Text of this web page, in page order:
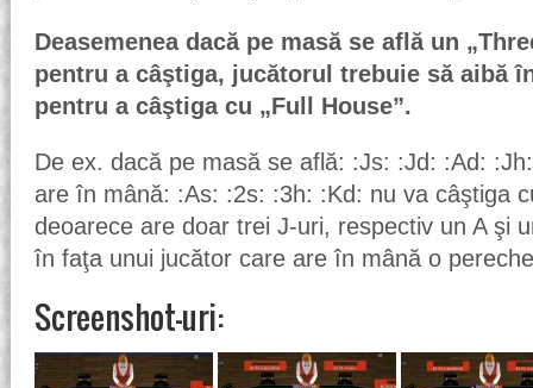
Deasemenea dacă pe masă se află un
pentru a câştiga, jucătorul trebuie să aibă
pentru a câştiga cu „Full House”.
De ex. dacă pe masă se află: :Js: :Jd: :Ad:
are în mână: :As: :2s: :3h: :Kd: nu va câştiga
deoarece are doar trei J-uri, respectiv un A şi
în faţa unui jucător care are în mână o
Screenshot-uri: